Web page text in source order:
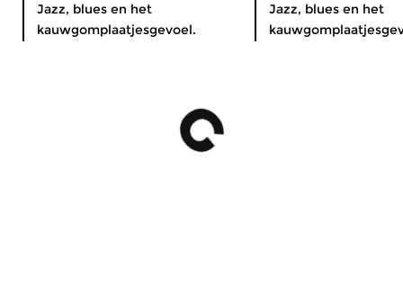
Jazz, blues en het
kauwgomplaatjesgevoel.
Jazz, blues en het